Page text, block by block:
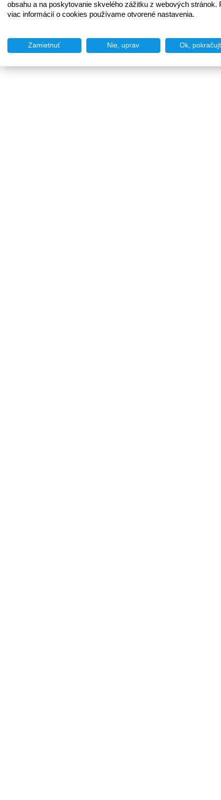
obsahu a na poskytovanie skvelého zážitku z webových stránok.
viac informácií o cookies používame otvorené nastavenia.
Zamietnuť Nie, uprav Ok,